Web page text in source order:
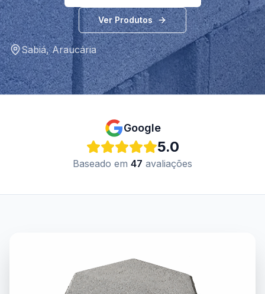
Ver Produtos
Sabiá,Araucária
Google
5.0
Baseado em 47 avaliações